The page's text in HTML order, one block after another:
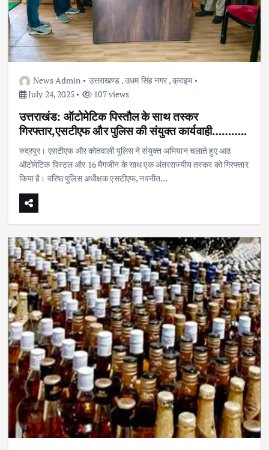
News Admin उत्तराखण्ड ,उधम सिंह नगर ,क्राइम
July 24, 2025
107 views
उत्तराखंड: ऑटोमेटिक पिस्तौल के साथ तस्कर
गिरफ्तार,एसटीएफ और पुलिस की संयुक्त कार्यवाही………..
रुद्रपुर। एसटीएफ और कोतवाली पुलिस ने संयुक्त अभियान चलाते हुए आठ
ऑटोमेटिक पिस्टल और 16 मैगजीन के साथ एक अंतरराज्यीय तस्कर को गिरफ्तार
किया है। वरिष्ठ पुलिस अधीक्षक एसटीएफ, नवनीत…